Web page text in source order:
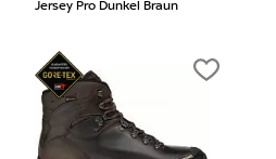
Jersey Pro Dunkel Braun